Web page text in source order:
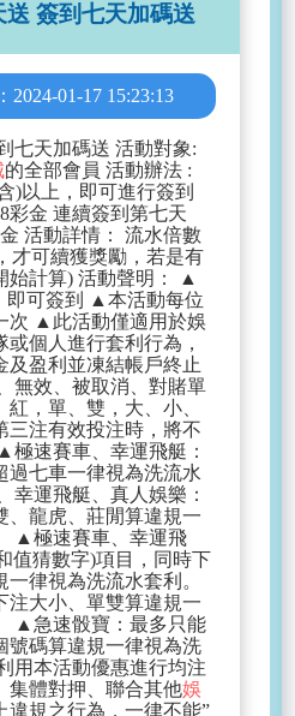
送 簽到七天加碼送
01-17 15:23:13
七天加碼送 活動對象:
的全部會員 活動辦法 :
)以上，即可進行簽到
彩金 連續簽到第七天
活動詳情： 流水倍數
才可續獲獎勵，若是有
始計算) 活動聲明： ▲
即可簽到 ▲本活動每位
次 ▲此活動僅適用於娛
個人進行套利行為，
及盈利並凍結帳戶終止
無效、被取消、對賭單
，單、雙，大、小、
三注有效投注時，將不
速賽車、幸運飛艇：
過七車一律視為洗流水
運飛艇、真人娛樂：
、龍虎、莊閒算違規一
▲極速賽車、幸運飛
值猜數字)項目，同時下
律視為洗流水套利。
注大小、單雙算違規一
▲急速骰寶：最多只能
號碼算違規一律視為洗
用本活動優惠進行均注
集體對押、聯合其他娛
違規之行為，一律不能”